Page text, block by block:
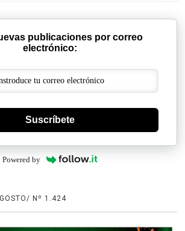
publicaciones por correo
electrónico:
Suscríbete
Powered by
Nº 1.424